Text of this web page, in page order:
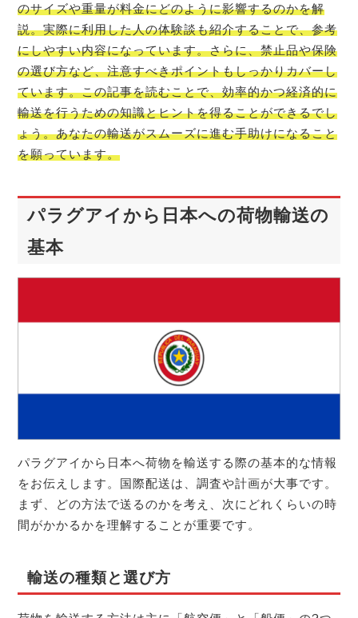
のサイズや重量が料金にどのように影響するのかを解
説。実際に利用した人の体験談も紹介することで、参考
にしやすい内容になっています。さらに、禁止品や保険
の選び方など、注意すべきポイントもしっかりカバーし
ています。この記事を読むことで、効率的かつ経済的に
輸送を行うための知識とヒントを得ることができるでし
ょう。あなたの輸送がスムーズに進む手助けになること
を願っています。
パラグアイから日本への荷物輸送の
基本
パラグアイから日本へ荷物を輸送する際の基本的な情報
をお伝えします。国際配送は、調査や計画が大事です。
まず、どの方法で送るのかを考え、次にどれくらいの時
間がかかるかを理解することが重要です。
輸送の種類と選び方